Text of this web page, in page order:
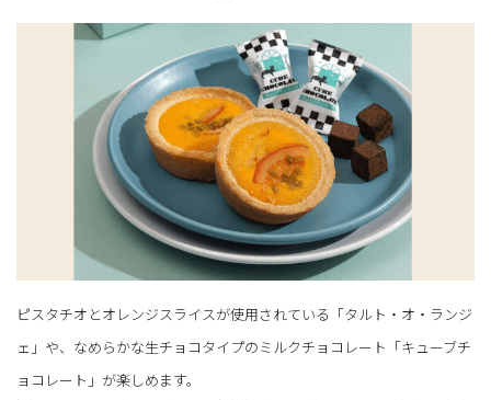
ピスタチオとオレンジスライスが使用されている「タルト・オ・ランジ
ェ」や、なめらかな生チョコタイプのミルクチョコレート「キューブチ
ョコレート」が楽しめます。